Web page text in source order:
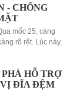
- CHỐNG
mốc 25, càng
rõ rệt. Lúc này,
HỖ TRỢ
ĐĨA ĐỆM